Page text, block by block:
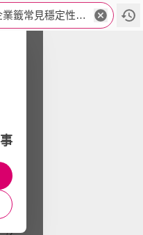
貸款app專用企業籤常見穩定性問題+電報加kedi1211.puz